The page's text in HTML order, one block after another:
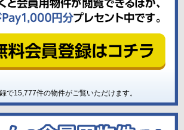
で15,777件の物件がご覧いただけます。